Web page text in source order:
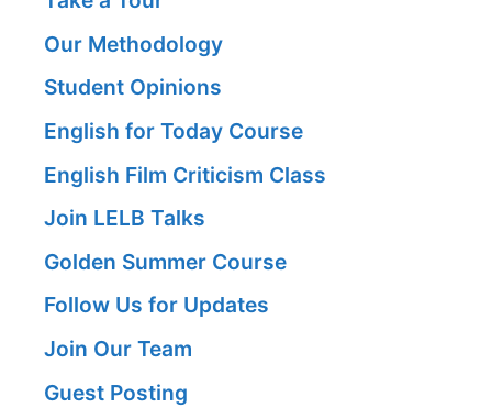
Our Methodology
Student Opinions
English for Today Course
English Film Criticism Class
Join LELB Talks
Golden Summer Course
Follow Us for Updates
Join Our Team
Guest Posting